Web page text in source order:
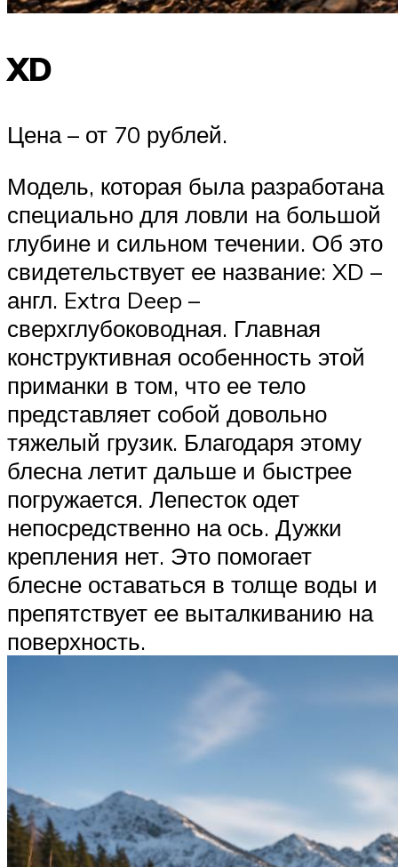
XD
Цена – от 70 рублей.
Модель, которая была разработана
специально для ловли на большой
глубине и сильном течении. Об это
свидетельствует ее название: XD –
англ. Extra Deep –
сверхглубоководная. Главная
конструктивная особенность этой
приманки в том, что ее тело
представляет собой довольно
тяжелый грузик. Благодаря этому
блесна летит дальше и быстрее
погружается. Лепесток одет
непосредственно на ось. Дужки
крепления нет. Это помогает
блесне оставаться в толще воды и
препятствует ее выталкиванию на
поверхность.